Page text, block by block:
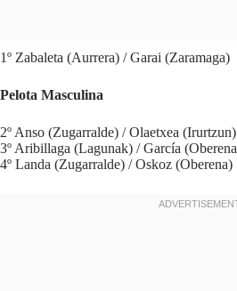
1º Zabaleta (Aurrera) / Garai (Zaramaga)
Pelota Masculina
2º Anso (Zugarralde) / Olaetxea (Irurtzun)
3º Aribillaga (Lagunak) / García
4º Landa (Zugarralde) / Oskoz (Oberena)